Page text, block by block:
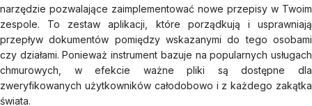
narzędzie pozwalające zaimplementować nowe przepisy w Twoim
zespole. To zestaw aplikacji, które porządkują i usprawniają
przepływ dokumentów pomiędzy wskazanymi do tego osobami
czy działami. Ponieważ instrument bazuje na popularnych usługach
chmurowych, w efekcie ważne pliki są dostępne dla
zweryfikowanych użytkowników całodobowo i z każdego zakątka
świata.